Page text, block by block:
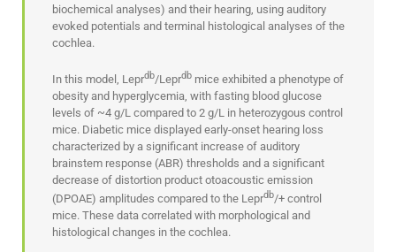
biochemical analyses) and their hearing, using auditory
evoked potentials and terminal histological analyses of the
cochlea.
In this model, Leprdb/Leprdbmice exhibited a phenotype of
obesity and hyperglycemia, with fasting blood glucose
levels of ~4 g/L compared to 2 g/L in heterozygous control
mice. Diabetic mice displayed early-onset hearing loss
characterized by a significant increase of auditory
brainstem response (ABR) thresholds and a significant
decrease of distortion product otoacoustic emission
(DPOAE) amplitudes compared to the Leprdb/+ control
mice. These data correlated with morphological and
histological changes in the cochlea.